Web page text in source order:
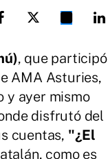
, que participó
AMA Asturies,
y ayer mismo
disfrutó del
cuentas, "¿El
como es